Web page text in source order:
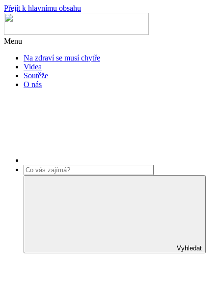
Přejít k hlavnímu obsahu
Menu
Na zdraví se musí chytře
Videa
Soutěže
O nás
Vyhledat